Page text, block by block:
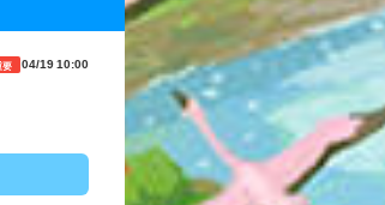
要 04/19 10:00